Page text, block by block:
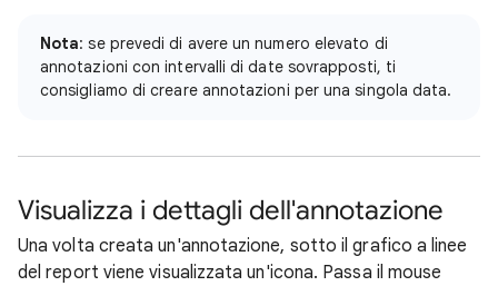
Nota: se prevedi di avere un numero elevato di
annotazioni con intervalli di date sovrapposti, ti
consigliamo di creare annotazioni per una singola data.
Visualizza i dettagli dell'annotazione
Una volta creata un'annotazione, sotto il grafico a linee
del report viene visualizzata un'icona. Passa il mouse